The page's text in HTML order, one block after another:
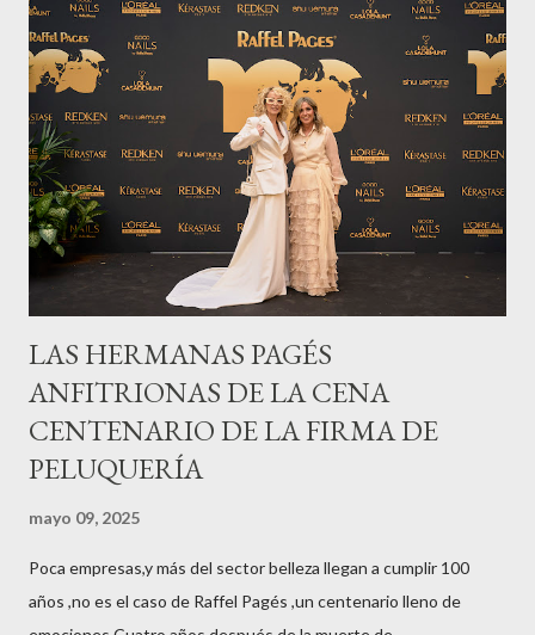
LAS HERMANAS PAGÉS
ANFITRIONAS DE LA CENA
CENTENARIO DE LA FIRMA DE
PELUQUERÍA
mayo 09, 2025
Poca empresas,y más del sector belleza llegan a cumplir 100
años ,no es el caso de Raffel Pagés ,un centenario lleno de